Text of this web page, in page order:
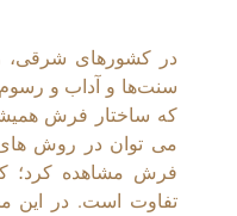
در کشورهای شرقی،
سنت‌ها و آداب و
که ساختار فرش
می توان در روش های
فرش مشاهده کرد؛
تفاوت است. در این